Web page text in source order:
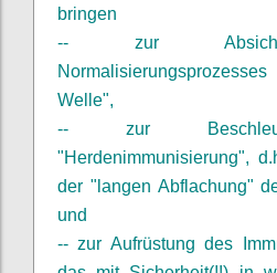
bringen
-- zur
Welle",
-- zur
"Herdenimmunisierung",
der "langen Abflachung"
und
-- zur Aufrüstung des